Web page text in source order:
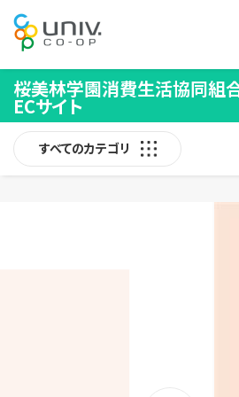
桜美林学園消費生活協同組
ECサイト
すべてのカテゴリ